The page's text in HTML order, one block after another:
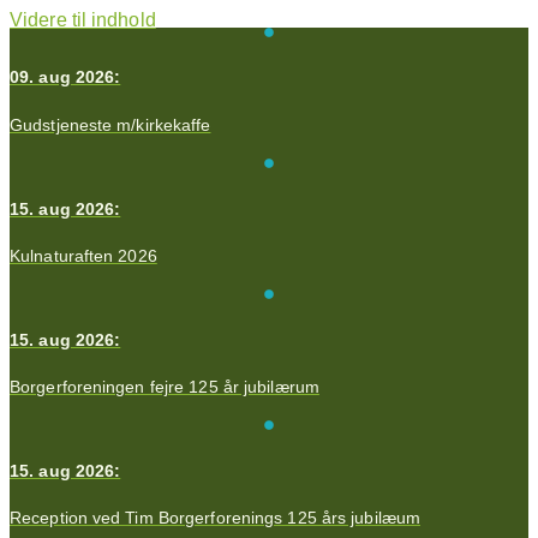
Videre til indhold
09. aug 2026:
Gudstjeneste m/kirkekaffe
15. aug 2026:
Kulnaturaften 2026
15. aug 2026:
Borgerforeningen fejre 125 år jubilærum
15. aug 2026:
Reception ved Tim Borgerforenings 125 års jubilæum